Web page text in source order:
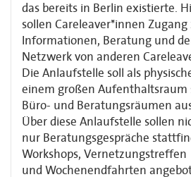
das bereits in Berlin existierte.
sollen Careleaver*innen
Informationen, Beratung und
Netzwerk von anderen
Die Anlaufstelle soll als
einem großen Aufenthaltsraum
Büro- und Beratungsräumen
Über diese Anlaufstelle sollen
nur Beratungsgespräche
Workshops, Vernetzungstreffen
und Wochenendfahrten